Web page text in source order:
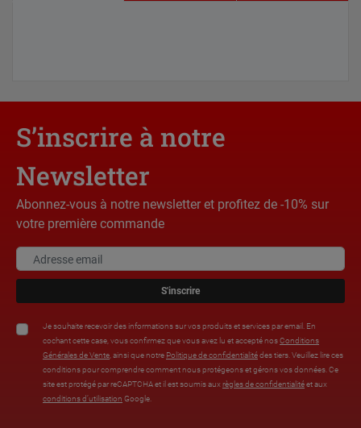
S’inscrire à notre
Newsletter
Abonnez-vous à notre newsletter et profitez de -10% sur
votre première commande
S'inscrire
Je souhaite recevoir des informations sur vos produits et services par email. En
cochant cette case, vous confirmez que vous avez lu et accepté nosConditions
Générales de Vente , ainsi que notre Politique de confidentialitédes tiers. Veuillez lire ces
conditions pour comprendre comment nous protégeons et gérons vos données. Ce
site est protégé par reCAPTCHA et il est soumis aux règles de confidentialitéet aux
conditions d’utilisation Google.